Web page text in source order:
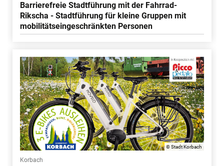
Barrierefreie Stadtführung mit der Fahrrad-
Rikscha - Stadtführung für kleine Gruppen mit
mobilitätseingeschränkten Personen
© Stadt Korbach
Korbach